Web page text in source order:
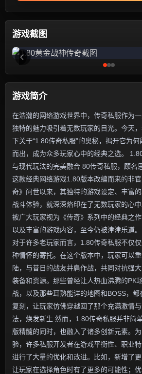
游戏截图
游戏简介
在浩瀚的网络游戏世界中，传奇私服作为
独特的魅力吸引着无数玩家的目光。今天
下关于“1.80传奇私服”的奥秘，揭开它为
而出，成为众多玩家心中的经典之选。
与现代玩法的完美融合 80传奇私服，顾名
这款经典网络游戏1.80版本改编而来的非
奇》问世以来，其独特的游戏设定、丰富
战斗体验，就深深烙印在了无数玩家的心
被广大玩家视为《传奇》系列中的经典之
以及丰富的游戏内容，至今仍被津津乐道
对于许多老玩家而言，1.80传奇私服不仅
种情怀的寄托。在这个版本中，玩家可以
陆，与昔日的战友并肩作战，共同对抗强
装备和资源。那些曾经让人热血沸腾的PK
战，以及那些耳熟能详的地图和BOSS，
复刻，让玩家仿佛穿越回了那个充满激情
法，焕发新生 然而，1.80传奇私服并非简
版精髓的同时，也融入了诸多创新元素。
验，许多私服开发者在游戏平衡性、职业
进行了大量的优化和改进。比如，新增了更
让玩家在选择角色时有了更多的可能性；优